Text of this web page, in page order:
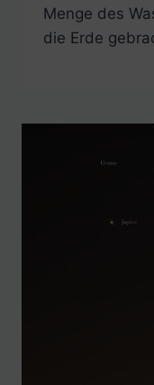
Menge des
die Erde